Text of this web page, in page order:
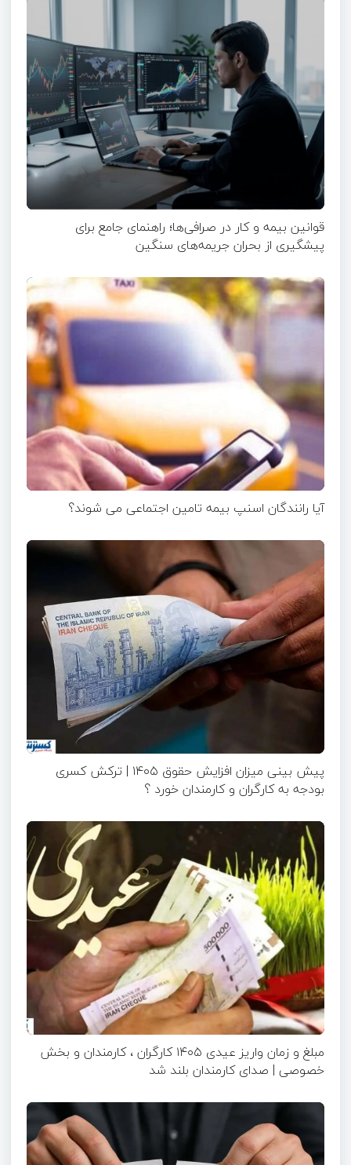
قوانین بیمه و کار در صرافی‌ها؛ راهنمای جامع برای
پیشگیری از بحران جریمه‌های سنگین
آیا رانندگان اسنپ بیمه تامین اجتماعی می شوند؟
پیش بینی میزان افزایش حقوق ۱۴۰۵ | ترکش کسری
بودجه به کارگران و کارمندان خورد ؟
مبلغ و زمان واریز عیدی ۱۴۰۵ کارگران ، کارمندان و بخش
خصوصی | صدای کارمندان بلند شد